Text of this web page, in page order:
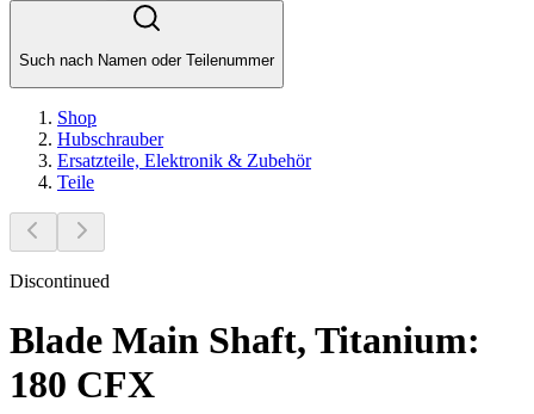
Such nach Namen oder Teilenummer
Shop
Hubschrauber
Ersatzteile, Elektronik & Zubehör
Teile
Discontinued
Blade Main Shaft, Titanium:
180 CFX